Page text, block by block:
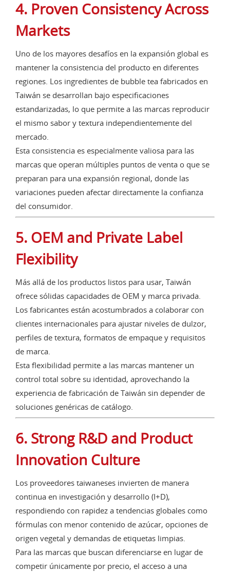
4. Proven Consistency Across
Markets
Uno de los mayores desafíos en la expansión global es
mantener la consistencia del producto en diferentes
regiones. Los ingredientes de bubble tea fabricados en
Taiwán se desarrollan bajo especificaciones
estandarizadas, lo que permite a las marcas reproducir
el mismo sabor y textura independientemente del
mercado.
Esta consistencia es especialmente valiosa para las
marcas que operan múltiples puntos de venta o que se
preparan para una expansión regional, donde las
variaciones pueden afectar directamente la confianza
del consumidor.
5. OEM and Private Label
Flexibility
Más allá de los productos listos para usar, Taiwán
ofrece sólidas capacidades de OEM y marca privada.
Los fabricantes están acostumbrados a colaborar con
clientes internacionales para ajustar niveles de dulzor,
perfiles de textura, formatos de empaque y requisitos
de marca.
Esta flexibilidad permite a las marcas mantener un
control total sobre su identidad, aprovechando la
experiencia de fabricación de Taiwán sin depender de
soluciones genéricas de catálogo.
6. Strong R&D and Product
Innovation Culture
Los proveedores taiwaneses invierten de manera
continua en investigación y desarrollo (I+D),
respondiendo con rapidez a tendencias globales como
fórmulas con menor contenido de azúcar, opciones de
origen vegetal y demandas de etiquetas limpias.
Para las marcas que buscan diferenciarse en lugar de
competir únicamente por precio, el acceso a una